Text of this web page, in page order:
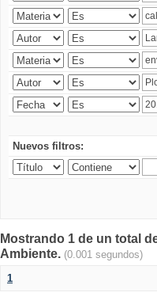
Nuevos filtros:
Mostrando 1 de un total
Ambiente. (0.001 segundos)
1